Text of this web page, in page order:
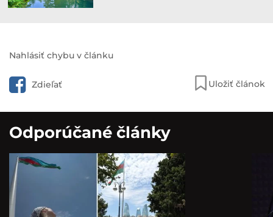
Nahlásiť chybu v článku
Zdieľať Uložiť článok
Odporúčané články